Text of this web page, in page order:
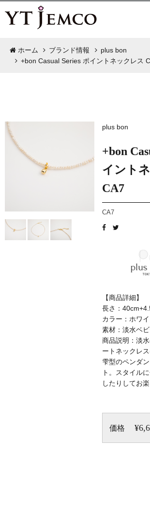
ホーム ブランド情報
plus bon
+bon Casual Series ポイントネックレス
plus bon
+bon
イント
CA7
CA7
【商品詳細】
長さ：
カラー：ホワイ
素材：淡水ベ
商品説明：淡
ートネックレ
雫型のペンダ
ト。スタイル
したりしてお
価格